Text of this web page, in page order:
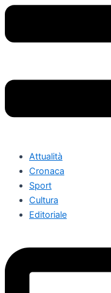
Attualità
Cronaca
Sport
Cultura
Editoriale